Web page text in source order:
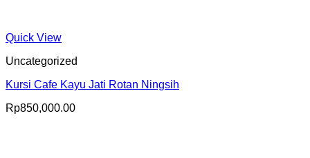
Quick View
Uncategorized
Kursi Cafe Kayu Jati Rotan Ningsih
Rp850,000.00